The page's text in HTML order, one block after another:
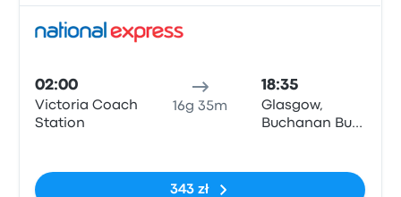
02:00
Victoria Coach
Station
16g 35m
18:35
Glasgow,
Buchanan Bus
343 zł